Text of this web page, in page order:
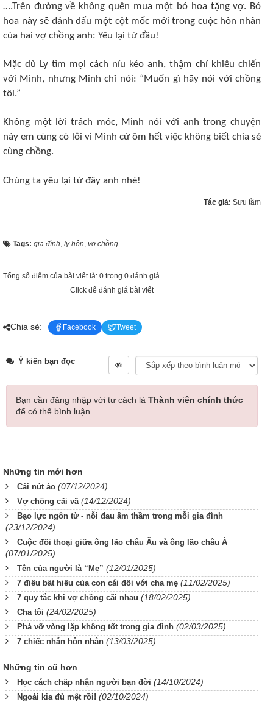
….Trên đường về không quên mua một bó hoa tặng vợ. Bó
hoa này sẽ đánh dấu một cột mốc mới trong cuộc hôn nhân
của hai vợ chồng anh: Yêu lại từ đầu!
Mặc dù Ly tìm mọi cách níu kéo anh, thậm chí khiêu chiến
với Minh, nhưng Minh chỉ nói: “Muốn gì hãy nói với chồng
tôi.”
Không một lời trách móc, Minh nói với anh trong chuyện
này em cũng có lỗi vì Minh cứ ôm hết việc không biết chia sẻ
cùng chồng.
Chúng ta yêu lại từ đây anh nhé!
Tác giả: Sưu tầm
Tags: gia đình ly hôn vợ chồng
Tổng số điểm của bài viết là: 0 trong 0 đánh giá
Click để đánh giá bài viết
Chia sẻ: Facebook Tweet
Ý kiến bạn đọc
Bạn cần đăng nhập với tư cách là Thành viên chính thức
để có thể bình luận
Những tin mới hơn
Cái nút áo (07/12/2024)
Vợ chồng cãi vã (14/12/2024)
Bạo lực ngôn từ - nỗi đau âm thầm trong mỗi gia đình
(23/12/2024)
Cuộc đối thoại giữa ông lão châu Âu và ông lão châu Á
(07/01/2025)
Tên của người là “Mẹ” (12/01/2025)
7 điều bất hiếu của con cái đối với cha mẹ (11/02/2025)
7 quy tắc khi vợ chồng cãi nhau (18/02/2025)
Cha tôi (24/02/2025)
Phá vỡ vòng lặp không tốt trong gia đình (02/03/2025)
7 chiếc nhẫn hôn nhân (13/03/2025)
Những tin cũ hơn
Học cách chấp nhận người bạn đời (14/10/2024)
Ngoài kia đủ mệt rồi! (02/10/2024)